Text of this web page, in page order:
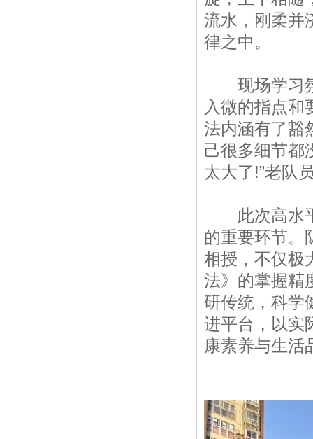
流水，刚柔并
律之中。
现场学习氛
入微的指点和
法内涵有了豁
己很多细节都
太大了!”老队
此次高水平
的重要环节。
相授，不仅极
法》的掌握精
研传统，科学
进平台，以实
康素养与生活